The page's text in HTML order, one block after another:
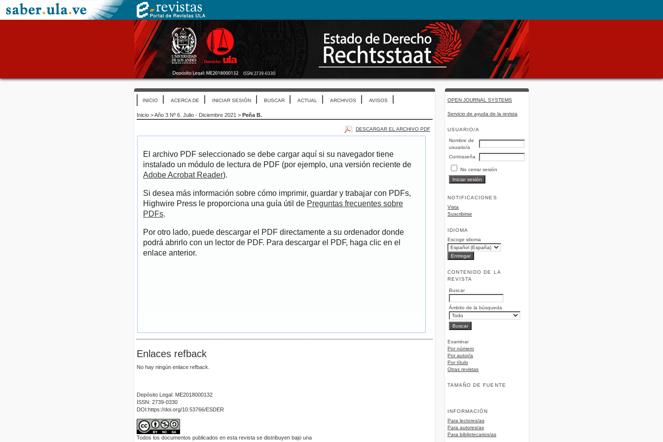
OPEN JOURNAL SYSTEMS
Servicio de ayuda de la revista
USUARIO/A
Nombre de
usuario/a
Contraseña
No cerrar sesión
NOTIFICACIONES
Vista
Suscribirse
IDIOMA
Escoge idioma
CONTENIDO DE LA
REVISTA
Buscar
Ámbito de la búsqueda
Examinar
Por número
Por autor/a
Por título
Otras revistas
TAMAÑO DE FUENTE
INFORMACIÓN
Para lectores/as
Para autores/as
Para bibliotecarios/as
INICIO ACERCA DE INICIAR SESIÓN BUSCAR ACTUAL ARCHIVOS AVISOS
Inicio >Año 3 Nº 6. Julio - Diciembre 2021 > Peña B.
DESCARGAR EL ARCHIVO PDF
El archivo PDF seleccionado se debe cargar aquí si su navegador tiene
instalado un módulo de lectura de PDF (por ejemplo, una versión reciente de
Adobe Acrobat Reader).
Si desea más información sobre cómo imprimir, guardar y trabajar con PDFs,
Highwire Press le proporciona una guía útil de Preguntas frecuentes sobre
PDFs.
Por otro lado, puede descargar el PDF directamente a su ordenador donde
podrá abrirlo con un lector de PDF. Para descargar el PDF, haga clic en el
enlace anterior.
Enlaces refback
No hay ningún enlace refback.
Depósito Legal: ME2018000132
ISSN: 2739-0330
DOI:https://doi.org/10.53766/ESDER
Todos los documentos publicados en esta revista se distribuyen bajo una